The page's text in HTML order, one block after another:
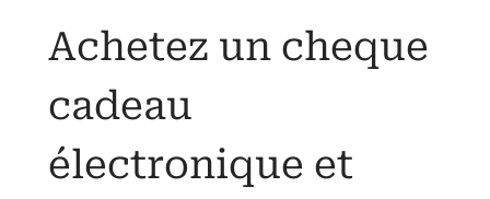
Achetez un cheque
cadeau
électronique et